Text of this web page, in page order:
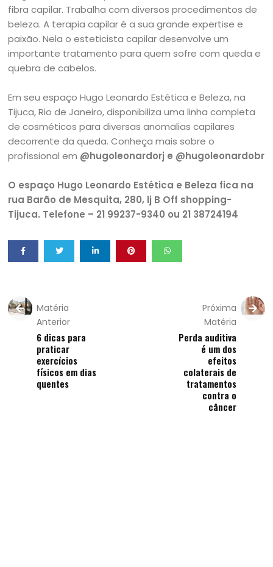
fibra capilar. Trabalha com diversos procedimentos de
beleza. A terapia capilar é a sua grande expertise e
paixão. Nela o esteticista capilar desenvolve um
importante tratamento para quem sofre com queda e
quebra de cabelos.
Em seu espaço Hugo Leonardo Estética e Beleza, na
Tijuca, Rio de Janeiro, disponibiliza uma linha completa
de cosméticos para diversas anomalias capilares
decorrente da queda. Conheça mais sobre o
profissional em @hugoleonardorj e @hugoleonardobr
O espaço Hugo Leonardo Estética e Beleza fica na
rua Barão de Mesquita, 280, lj B Off shopping-
Tijuca. Telefone – 21 99237-9340 ou 21 38724194
Matéria
Anterior
6 dicas para
praticar
exercícios
físicos em dias
quentes
Próxima
Matéria
Perda auditiva
é um dos
efeitos
colaterais de
tratamentos
contra o
câncer